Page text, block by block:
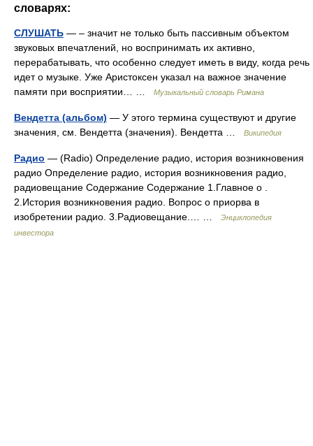
словарях:
СЛУШАТЬ — – значит не только быть пассивным объектом
звуковых впечатлений, но воспринимать их активно,
перерабатывать, что особенно следует иметь в виду, когда речь
идет о музыке. Уже Аристоксен указал на важное значение
памяти при восприятии… …
Музыкальный словарь Римана
Вендетта (альбом) — У этого термина существуют и другие
значения, см. Вендетта (значения). Вендетта …
Википедия
Радио — (Radio) Определение радио, история возникновения
радио Определение радио, история возникновения радио,
радиовещание Содержание Содержание 1.Главное о .
2.История возникновения радио. Вопрос о приорва в
изобретении радио. 3.Радиовещание.… …
Энциклопедия
инвестора